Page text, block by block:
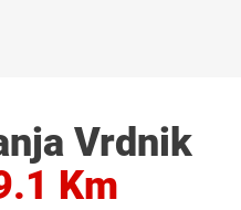
Vrdnik
Km